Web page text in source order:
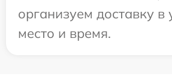
организуем доставку в
место и время.